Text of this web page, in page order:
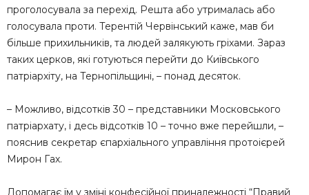
проголосувала за перехід. Решта або утрималась або
голосувала проти. Терентій Червінський каже, мав би
більше прихильників, та людей залякують гріхами. Зараз
таких церков, які готуються перейти до Київського
патріархіту, на Тернопільщині, – понад десяток.
– Можливо, відсотків 30 – представники Московського
патріархату, і десь відсотків 10 – точно вже перейшли, –
пояснив секретар єпархіального управління протоієрей
Мирон Гах.
Допомагає їм у зміні конфесійної приналежності “Правий